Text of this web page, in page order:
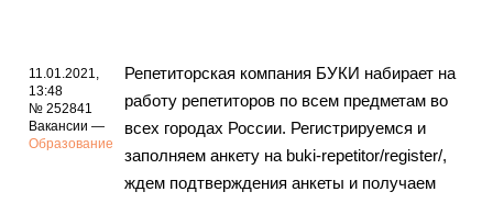
11.01.2021,
13:48
№ 252841
Вакансии —
Образование
Репетиторская компания БУКИ набирает на
работу репетиторов по всем предметам во
всех городах России. Регистрируемся и
заполняем анкету на buki-repetitor/register/,
ждем подтверждения анкеты и получаем